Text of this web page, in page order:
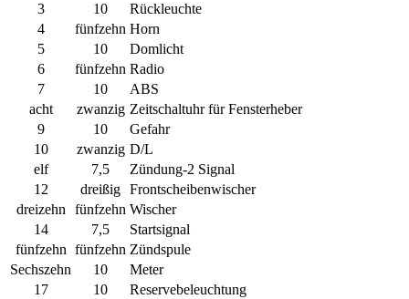
3
10
Rückleuchte
4
fünfzehn Horn
5
10
Domlicht
6
fünfzehn Radio
7
10
ABS
acht
zwanzig Zeitschaltuhr für Fensterheber
9
10
Gefahr
10
zwanzig D/L
elf
7,5
Zündung-2 Signal
12
dreißig Frontscheibenwischer
dreizehn
fünfzehn Wischer
14
7,5
Startsignal
fünfzehn fünfzehn Zündspule
Sechszehn
10
Meter
17
10
Reservebeleuchtung